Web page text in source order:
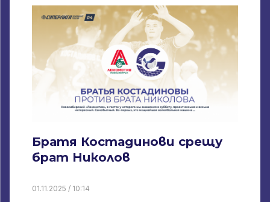
Братя Костадинови срещу
брат Николов
01.11.2025 / 10:14